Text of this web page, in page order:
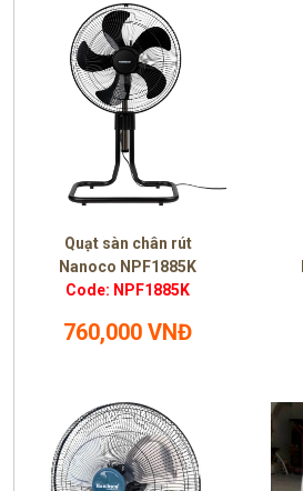
Quạt sàn chân rút
Nanoco NPF1885K
Code: NPF1885K
760,000 VNĐ